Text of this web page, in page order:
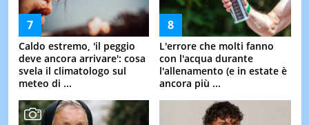
Caldo estremo, 'il peggio
deve ancora arrivare': cosa
svela il climatologo sul
meteo di ...
L'errore che molti fanno
con l'acqua durante
l'allenamento (e in estate è
ancora più ...